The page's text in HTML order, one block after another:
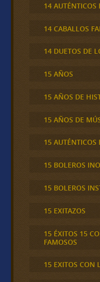
14 AUTÉNTICOS
14 CABALLOS
14 DUETOS DE
15 AÑOS
15 AÑOS DE
15 AÑOS DE
15 AUTÉNTICOS
15 BOLEROS
15 BOLEROS
15 EXITAZOS
15 ÉXITOS 15
FAMOSOS
15 EXITOS CON